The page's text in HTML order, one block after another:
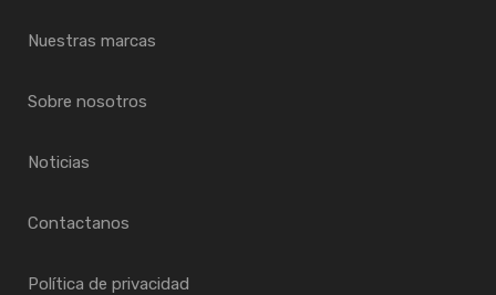
Nuestras marcas
Sobre nosotros
Noticias
Contactanos
Política de privacidad